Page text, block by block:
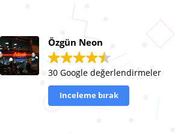
Özgün Neon
30 Google değerlendirmeler
Inceleme bırak
Müthiş titiz
yaptılar ve
harika bir
ederim